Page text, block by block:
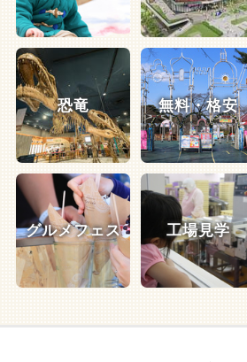
恐竜 無料・格安
グルメフェス 工場見学